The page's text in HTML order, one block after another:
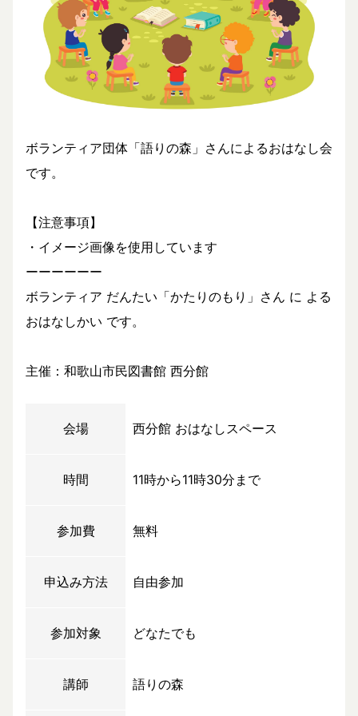
ボランティア団体「語りの森」さんによるおはなし会
です。
【注意事項】
・イメージ画像を使用しています
ーーーーーー
ボランティア だんたい「かたりのもり」さん に よる
おはなしかい です。
主催：和歌山市民図書館 西分館
会場 西分館 おはなしスペース
時間 11時から11時30分まで
参加費 無料
申込み方法 自由参加
参加対象 どなたでも
講師 語りの森